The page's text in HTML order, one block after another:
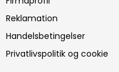
Reklamation
Handelsbetingelser
Privatlivspolitik og cookie